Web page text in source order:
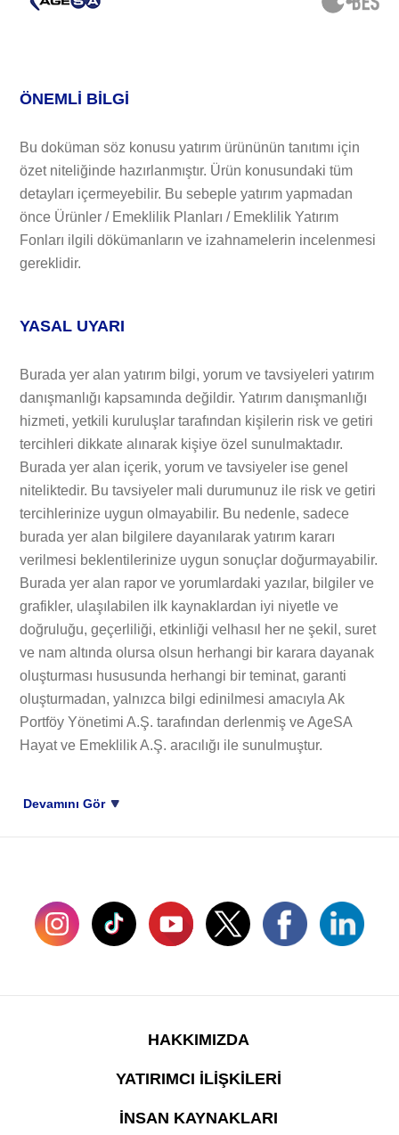
ÖNEMLİ BİLGİ
Bu doküman söz konusu yatırım ürününün tanıtımı için
özet niteliğinde hazırlanmıştır. Ürün konusundaki tüm
detayları içermeyebilir. Bu sebeple yatırım yapmadan
önce Ürünler / Emeklilik Planları / Emeklilik Yatırım
Fonları ilgili dökümanların ve izahnamelerin incelenmesi
gereklidir.
YASAL UYARI
Burada yer alan yatırım bilgi, yorum ve tavsiyeleri yatırım
danışmanlığı kapsamında değildir. Yatırım danışmanlığı
hizmeti, yetkili kuruluşlar tarafından kişilerin risk ve getiri
tercihleri dikkate alınarak kişiye özel sunulmaktadır.
Burada yer alan içerik, yorum ve tavsiyeler ise genel
niteliktedir. Bu tavsiyeler mali durumunuz ile risk ve getiri
tercihlerinize uygun olmayabilir. Bu nedenle, sadece
burada yer alan bilgilere dayanılarak yatırım kararı
verilmesi beklentilerinize uygun sonuçlar doğurmayabilir.
Burada yer alan rapor ve yorumlardaki yazılar, bilgiler ve
grafikler, ulaşılabilen ilk kaynaklardan iyi niyetle ve
doğruluğu, geçerliliği, etkinliği velhasıl her ne şekil, suret
ve nam altında olursa olsun herhangi bir karara dayanak
oluşturması hususunda herhangi bir teminat, garanti
oluşturmadan, yalnızca bilgi edinilmesi amacıyla Ak
Portföy Yönetimi A.Ş. tarafından derlenmiş ve AgeSA
Hayat ve Emeklilik A.Ş. aracılığı ile sunulmuştur.
Devamını Gör
HAKKIMIZDA
YATIRIMCI İLİŞKİLERİ
İNSAN KAYNAKLARI